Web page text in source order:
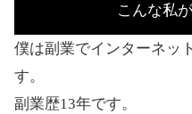
こんな私
僕は副業でインターネッ
す。
副業歴13年です。